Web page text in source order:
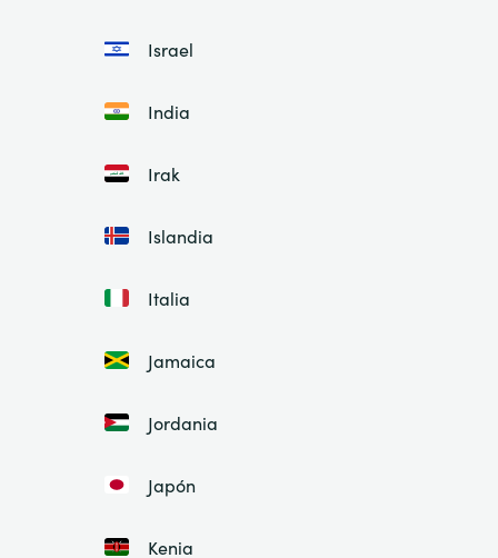
Israel
India
Irak
Islandia
Italia
Jamaica
Jordania
Japón
Kenia